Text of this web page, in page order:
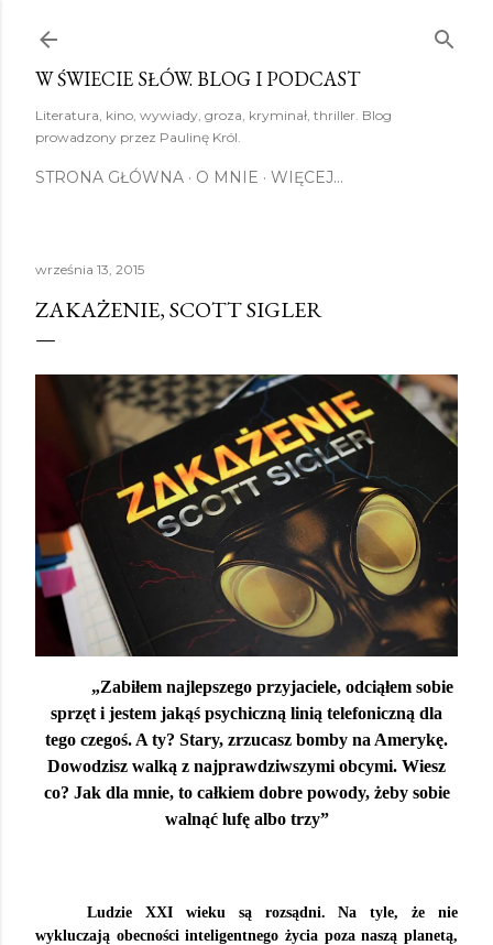
W ŚWIECIE SŁÓW. BLOG I PODCAST
Literatura, kino, wywiady, groza, kryminał, thriller. Blog
prowadzony przez Paulinę Król.
STRONA GŁÓWNA O MNIE WIĘCEJ…
września 13, 2015
ZAKAŻENIE, SCOTT SIGLER
„Zabiłem najlepszego przyjaciele, odciąłem sobie
sprzęt i jestem jakąś psychiczną linią telefoniczną dla
tego czegoś. A ty? Stary, zrzucasz bomby na Amerykę.
Dowodzisz walką z najprawdziwszymi obcymi. Wiesz
co? Jak dla mnie, to całkiem dobre powody, żeby sobie
walnąć lufę albo trzy”
Ludzie XXI wieku są rozsądni. Na tyle, że nie
wykluczają obecności inteligentnego życia poza naszą planetą,